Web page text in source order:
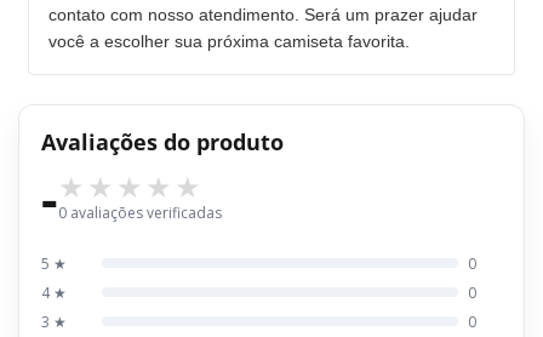
contato com nosso atendimento. Será um prazer ajudar
você a escolher sua próxima camiseta favorita.
Avaliações do produto
-0 avaliações verificadas
5 ★
0
4 ★
0
3 ★
0